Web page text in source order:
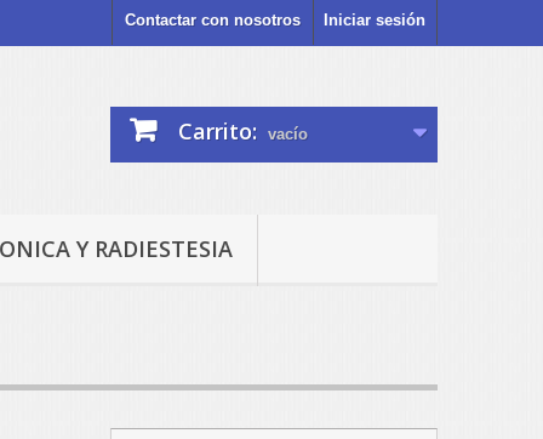
Iniciar sesión
Contactar con nosotros
Carrito: vacío
Y RADIESTESIA